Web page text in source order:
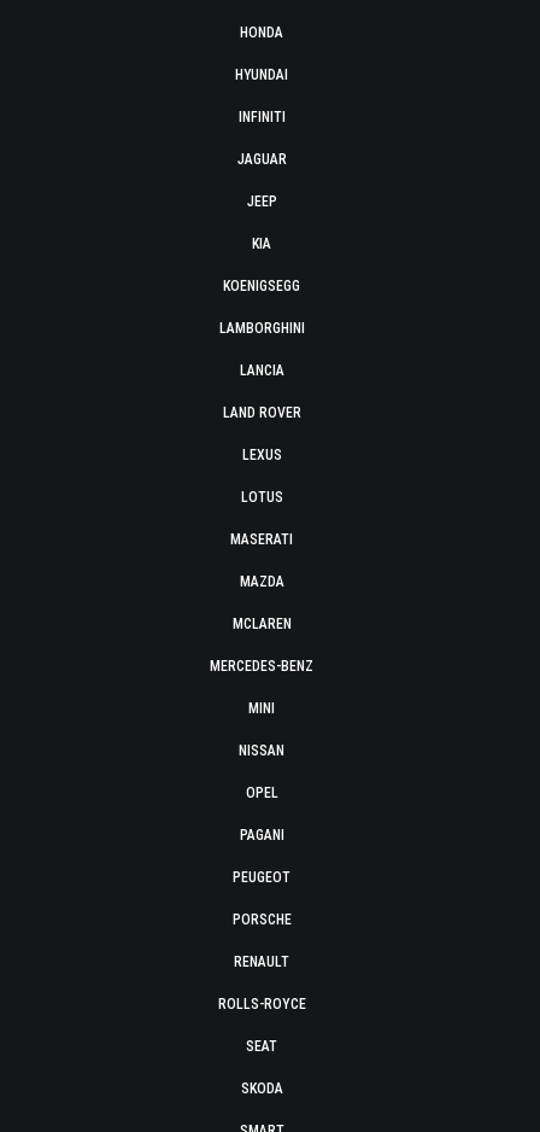
HONDA
HYUNDAI
INFINITI
JAGUAR
JEEP
KIA
KOENIGSEGG
LAMBORGHINI
LANCIA
LAND ROVER
LEXUS
LOTUS
MASERATI
MAZDA
MCLAREN
MERCEDES-BENZ
MINI
NISSAN
OPEL
PAGANI
PEUGEOT
PORSCHE
RENAULT
ROLLS-ROYCE
SEAT
SKODA